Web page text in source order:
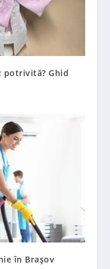
potrivită? Ghid
în Brașov